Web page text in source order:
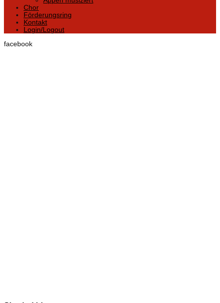
Chor
Förderungsring
Kontakt
Login/Logout
facebook